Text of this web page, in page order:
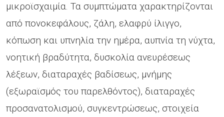
μικροϊσχαιμία. Τα συμπτώματα χαρακτηρίζονται
από πονοκεφάλους, ζάλη, ελαφρύ ίλιγγο,
κόπωση και υπνηλία την ημέρα, αυπνία τη νύχτα,
νοητική βραδύτητα, δυσκολία ανευρέσεως
λέξεων, διαταραχές βαδίσεως, μνήμης
(εξωραϊσμός του παρελθόντος), διαταραχές
προσανατολισμού, συγκεντρώσεως, στοιχεία